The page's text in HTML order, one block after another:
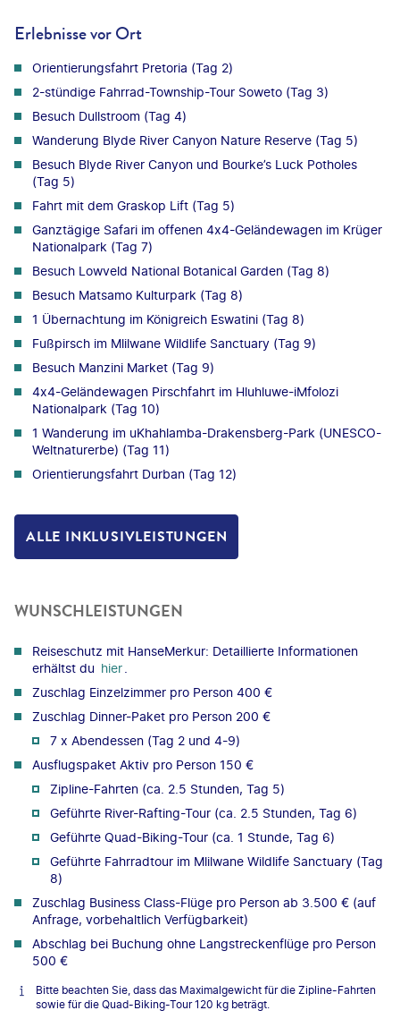
Erlebnisse vor Ort
Orientierungsfahrt Pretoria (Tag 2)
2-stündige Fahrrad-Township-Tour Soweto (Tag 3)
Besuch Dullstroom (Tag 4)
Wanderung Blyde River Canyon Nature Reserve (Tag 5)
Besuch Blyde River Canyon und Bourke’s Luck Potholes
(Tag 5)
Fahrt mit dem Graskop Lift (Tag 5)
Ganztägige Safari im offenen 4x4-Geländewagen im Krüger
Nationalpark (Tag 7)
Besuch Lowveld National Botanical Garden (Tag 8)
Besuch Matsamo Kulturpark (Tag 8)
1 Übernachtung im Königreich Eswatini (Tag 8)
Fußpirsch im Mlilwane Wildlife Sanctuary (Tag 9)
Besuch Manzini Market (Tag 9)
4x4-Geländewagen Pirschfahrt im Hluhluwe-iMfolozi
Nationalpark (Tag 10)
1 Wanderung im uKhahlamba-Drakensberg-Park (UNESCO-
Weltnaturerbe) (Tag 11)
Orientierungsfahrt Durban (Tag 12)
ALLE INKLUSIVLEISTUNGEN
WUNSCHLEISTUNGEN
Reiseschutz mit HanseMerkur: Detaillierte Informationen
erhältst du hier
Zuschlag Einzelzimmer pro Person 400 €
Zuschlag Dinner-Paket pro Person 200 €
7 x Abendessen (Tag 2 und 4-9)
Ausflugspaket Aktiv pro Person 150 €
Zipline-Fahrten (ca. 2.5 Stunden, Tag 5)
Geführte River-Rafting-Tour (ca. 2.5 Stunden, Tag 6)
Geführte Quad-Biking-Tour (ca. 1 Stunde, Tag 6)
Geführte Fahrradtour im Mlilwane Wildlife Sanctuary (Tag
8)
Zuschlag Business Class-Flüge pro Person ab 3.500 € (auf
Anfrage, vorbehaltlich Verfügbarkeit)
Abschlag bei Buchung ohne Langstreckenflüge pro Person
500 €
Bitte beachten Sie, dass das Maximalgewicht für die Zipline-Fahrten
sowie für die Quad-Biking-Tour 120 kg beträgt.